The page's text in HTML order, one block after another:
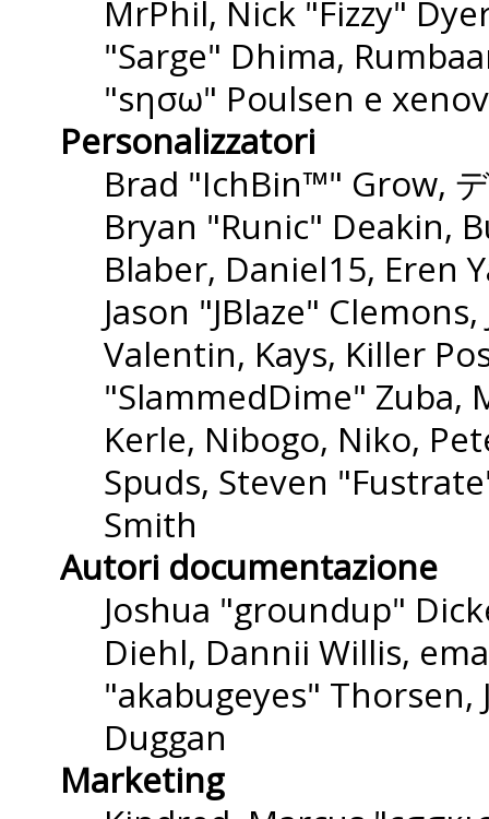
MrPhil, Nick "Fizzy"
"Sarge" Dhima,
"sησω" Poulsen e
Personalizzatori
Brad "IchBin™" Grow,
Bryan "Runic" Deakin,
Blaber, Daniel15, Eren
Jason "JBlaze"
Valentin, Kays, Killer
"SlammedDime" Zuba,
Kerle, Nibogo, Niko,
Spuds, Steven
Smith
Autori documentazione
Joshua "groundup"
Diehl, Dannii Willis,
"akabugeyes" Thorsen,
Duggan
Marketing